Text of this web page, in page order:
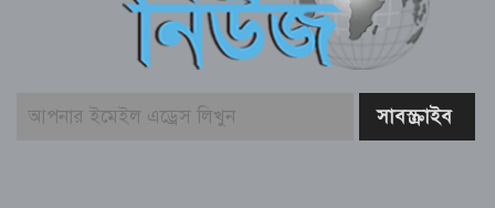
বিএনপির নারী এমপিকে আইনি নোটিশ
পাঠালেন আসিফ মাহমুদ
আলোচিত কনটেন্ট ক্রিয়েটর রিপন মিয়া